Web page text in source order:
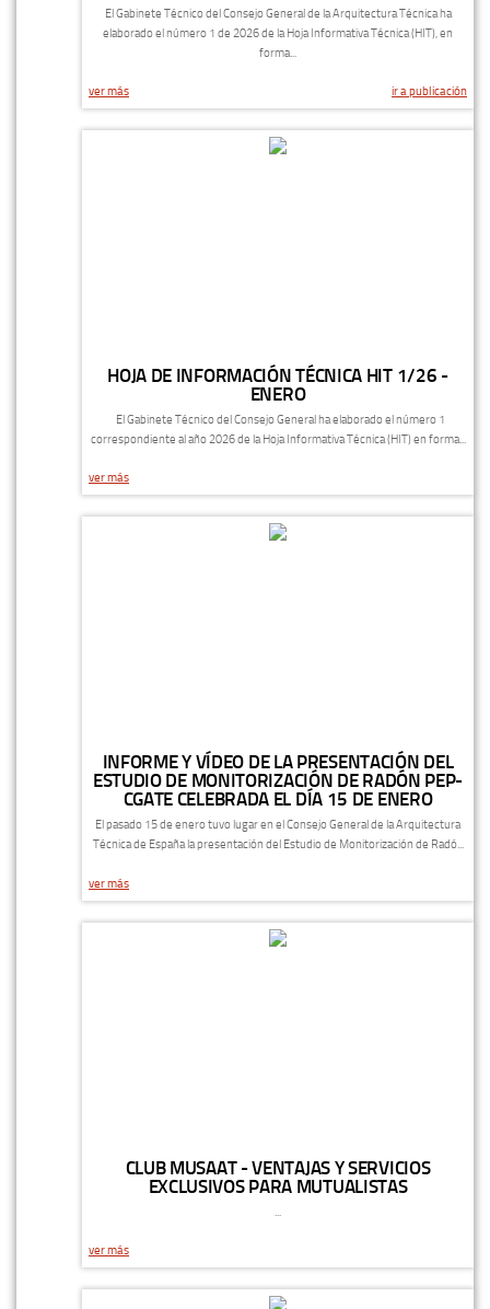
El Gabinete Técnico del Consejo General de la Arquitectura Técnica ha
elaborado el número 1 de 2026 de la Hoja Informativa Técnica (HIT), en
forma...
ver más ir a publicación
HOJA DE INFORMACIÓN TÉCNICA HIT 1/26 -
ENERO
El Gabinete Técnico del Consejo General ha elaborado el número 1
correspondiente al año 2026 de la Hoja Informativa Técnica (HIT) en forma...
ver más
INFORME Y VÍDEO DE LA PRESENTACIÓN DEL
ESTUDIO DE MONITORIZACIÓN DE RADÓN PEP-
CGATE CELEBRADA EL DÍA 15 DE ENERO
El pasado 15 de enero tuvo lugar en el Consejo General de la Arquitectura
Técnica de España la presentación del Estudio de Monitorización de Radó...
ver más
CLUB MUSAAT - VENTAJAS Y SERVICIOS
EXCLUSIVOS PARA MUTUALISTAS
ver más